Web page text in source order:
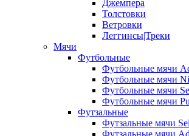
Джемпера
Толстовки
Ветровки
Леггинсы|Треки
Мячи
Футбольные
Футбольные мячи
Футбольные мячи
Футбольные мячи
Футбольные мячи
Футзальные
Футзальные мячи
Футзальные мячи